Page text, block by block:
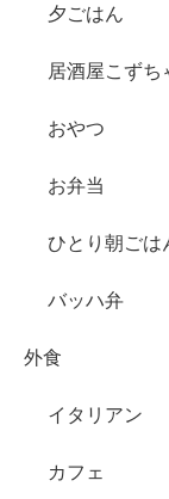
夕ごはん
居酒屋こずち
おやつ
お弁当
ひとり朝ごは
バッハ弁
外食
イタリアン
カフェ